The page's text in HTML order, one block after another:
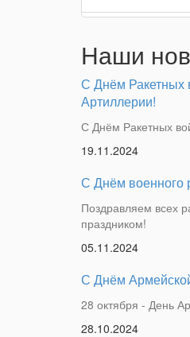
Наши
С Днём Ракетных
Артиллерии!
С Днём Ракетных
19.11.2024
С Днём военного
Поздравляем всех
праздником!
05.11.2024
С Днём
28 октября - День
28.10.2024